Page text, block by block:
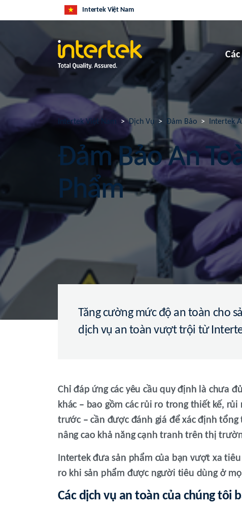
Intertek Việt Nam
Intertek Việt Nam Dịch Vụ Đảm Bảo Intertek
Đảm Bảo An
Phẩm
Tăng cường mức độ an toàn cho
dịch vụ an toàn vượt trội từ
Chỉ đáp ứng các yêu cầu quy định là chưa
khác – bao gồm các rủi ro trong thiết kế,
trước – cần được đánh giá để xác định
nâng cao khả năng cạnh tranh trên thị
Intertek đưa sản phẩm của bạn vượt xa
ro khi sản phẩm được người tiêu dùng ở
Các dịch vụ an toàn của chúng tôi